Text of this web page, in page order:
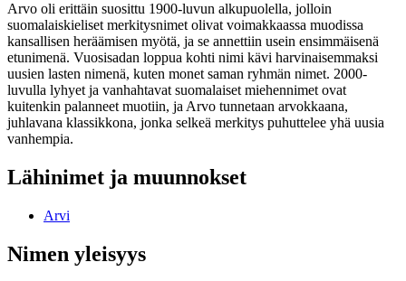
Arvo oli erittäin suosittu 1900-luvun alkupuolella, jolloin
suomalaiskieliset merkitysnimet olivat voimakkaassa muodissa
kansallisen heräämisen myötä, ja se annettiin usein ensimmäisenä
etunimenä. Vuosisadan loppua kohti nimi kävi harvinaisemmaksi
uusien lasten nimenä, kuten monet saman ryhmän nimet. 2000-
luvulla lyhyet ja vanhahtavat suomalaiset miehennimet ovat
kuitenkin palanneet muotiin, ja Arvo tunnetaan arvokkaana,
juhlavana klassikkona, jonka selkeä merkitys puhuttelee yhä uusia
vanhempia.
Lähinimet ja muunnokset
Arvi
Nimen yleisyys